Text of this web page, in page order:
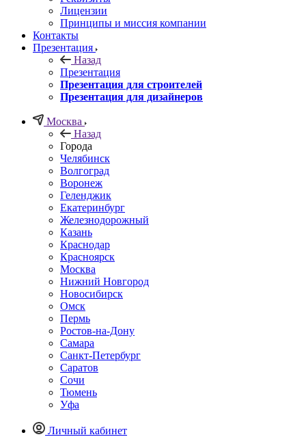
Лицензии
Принципы и миссия компании
Контакты
Презентация
Назад
Презентация
Презентация для строителей
Презентация для дизайнеров
Москва
Назад
Города
Челябинск
Волгоград
Воронеж
Геленджик
Екатеринбург
Железнодорожный
Казань
Краснодар
Красноярск
Москва
Нижний Новгород
Новосибирск
Омск
Пермь
Ростов-на-Дону
Самара
Санкт-Петербург
Саратов
Сочи
Тюмень
Уфа
Личный кабинет